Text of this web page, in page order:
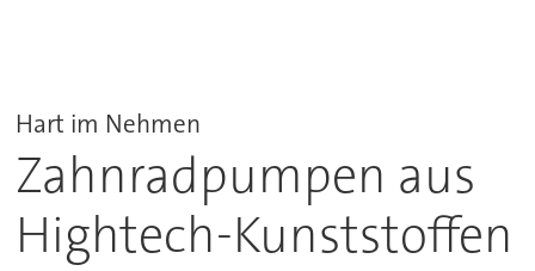
Hart im Nehmen
Zahnradpumpen aus
Hightech-Kunststoffen